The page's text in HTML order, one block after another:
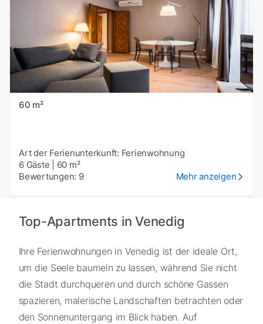
60 m²
Art der Ferienunterkunft: Ferienwohnung
6 Gäste
60 m²
Bewertungen: 9
Mehr anzeigen
Top-Apartments in Venedig
Ihre Ferienwohnungen in Venedig ist der ideale Ort,
um die Seele baumeln zu lassen, während Sie nicht
die Stadt durchqueren und durch schöne Gassen
spazieren, malerische Landschaften betrachten oder
den Sonnenuntergang im Blick haben. Auf